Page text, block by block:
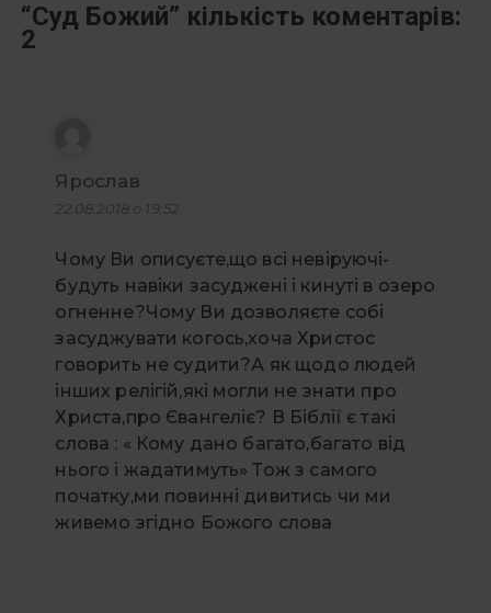
“Суд Божий” кількість коментарів:
2
Ярослав
22.08.2018 о 19:52
Чому Ви описуєте,що всі невіруючі-
будуть навіки засуджені і кинуті в озеро
огненне?Чому Ви дозволяєте собі
засуджувати когось,хоча Христос
говорить не судити?А як щодо людей
інших релігій,які могли не знати про
Христа,про Євангеліє? В Біблії є такі
слова : « Кому дано багато,багато від
нього і жадатимуть» Тож з самого
початку,ми повинні дивитись чи ми
живемо згідно Божого слова